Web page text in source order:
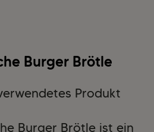
Burger Brötle
Produkt
Burger Brötle ist ein